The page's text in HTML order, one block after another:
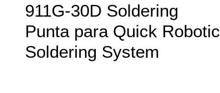
911G-30D Soldering
Punta para Quick Robotic
Soldering System